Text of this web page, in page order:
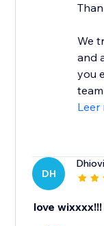
We
and
you
Leer
DH
love wixxxx!!!